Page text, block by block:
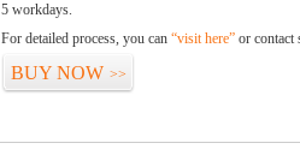
5 workdays.
For detailed process, you can “visit here” or contact
BUY NOW >>